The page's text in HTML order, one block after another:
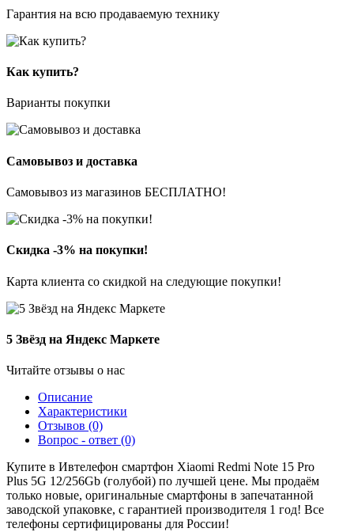
Гарантия на всю продаваемую технику
Как купить?
Варианты покупки
Самовывоз и доставка
Самовывоз из магазинов БЕСПЛАТНО!
Скидка -3% на покупки!
Карта клиента со скидкой на следующие покупки!
5 Звёзд на Яндекс Маркете
Читайте отзывы о нас
Описание
Характеристики
Отзывов (0)
Вопрос - ответ (0)
Купите в Ивтелефон смартфон Xiaomi Redmi Note 15 Pro
Plus 5G 12/256Gb (голубой) по лучшей цене. Мы продаём
только новые, оригинальные смартфоны в запечатанной
заводской упаковке, с гарантией производителя 1 год! Все
телефоны сертифицированы для России!